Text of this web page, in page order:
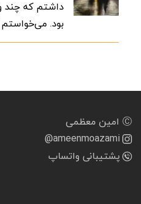
داشتم که چند
بود.
Ⓒ امین معظمی
@ameenmoazami
پشتیبانی واتساپ